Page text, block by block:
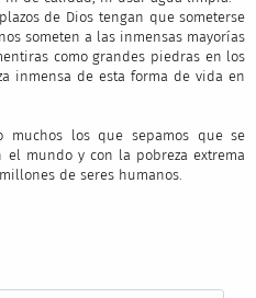
de Dios tengan que someterse
someten a las inmensas mayorías
como grandes piedras en los
inmensa de esta forma de vida en
muchos los que sepamos que se
mundo y con la pobreza extrema
de seres humanos.